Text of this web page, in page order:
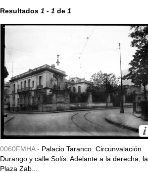
Resultados 1 - 1 de 1
0060FMHA - Palacio Taranco. Circunvalación
Durango y calle Solís. Adelante a la derecha, la
Plaza Zab...